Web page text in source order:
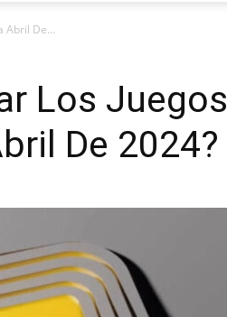
de
Botin
Abril De...
Los Juegos
De 2024?